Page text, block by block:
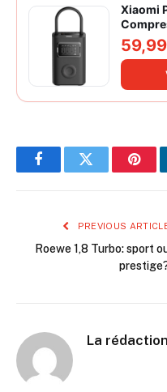
Xiaomi
voiture
pneus,
longue
cylindre
FacebookTwitter
PREVIOUS
Roewe 1,8 Turbo: sport
La rédaction